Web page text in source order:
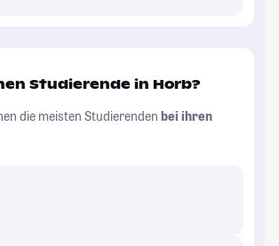
Studierende in Horb?
die meisten Studierenden bei ihren